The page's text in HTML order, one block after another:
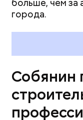
больше, чем за
города.
Собянин